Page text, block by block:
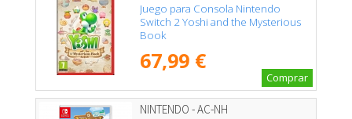
Juego para Consola Nintendo
Switch 2 Yoshi and the Mysterious
Book
67,99 €
Comprar
NINTENDO - AC-NH